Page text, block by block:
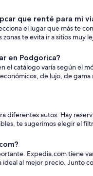
que renté para mi
el lugar que más te
te evita ir a sitios muy
en Podgorica?
el catálogo varía según el
de lujo, de
diferentes autos. Hay
te sugerimos elegir el
Expedia.com tiene
al mejor precio. Junto